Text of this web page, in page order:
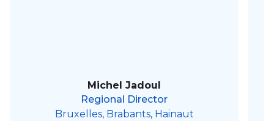
Michel Jadoul
Regional Director
Bruxelles, Brabants, Hainaut